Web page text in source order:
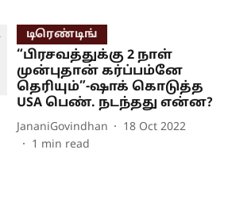
டிரெண்டிங்
“பிரசவத்துக்கு 2 நாள்
முன்புதான் கர்ப்பம்னே
தெரியும்”-ஷாக் கொடுத்த
USA பெண். நடந்தது என்ன?
JananiGovindhan
18 Oct 2022
1 min read